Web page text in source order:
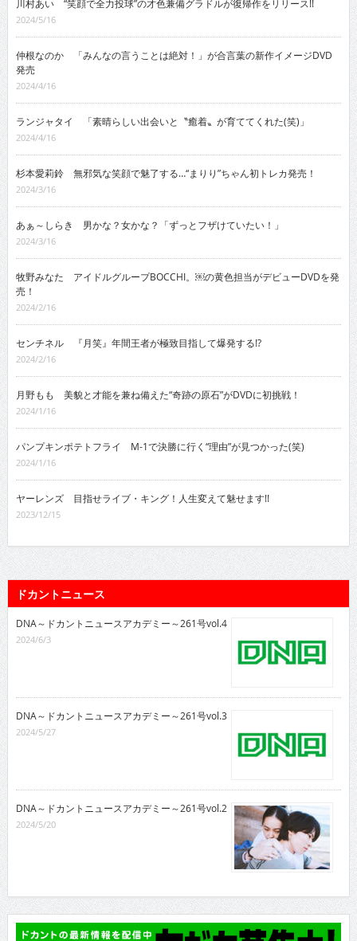
川村あい “笑顔で全力投球”の才色兼備グラドルが復帰作をリリース!!
2024/5/16
仲根なのか 「みんなの言うことは絶対！」が合言葉の新作イメージDVD
発売
2024/4/16
ランジャタイ 「素晴らしい出会いと〝癒着〟が育ててくれた(笑)」
2024/4/16
杉本愛莉鈴 無邪気な笑顔で魅了する…“まりり”ちゃん初トレカ発売！
2024/3/16
あぁ～しらき 男かな？女かな？「ずっとフザけていたい！」
2024/3/16
牧野みなた アイドルグループBOCCHI。￼の黄色担当がデビューDVDを発
売！
2024/2/16
センチネル 『月笑』年間王者が極致目指して爆発する!?
2024/2/16
月野もも 美貌と才能を兼ね備えた“奇跡の原石”がDVDに初挑戦！
2024/1/16
パンプキンポテトフライ M-1で決勝に行く“理由”が見つかった(笑)
2024/1/16
ヤーレンズ 目指せライブ・キング！人生変えて魅せます!!
2023/12/15
ドカントニュース
DNA～ドカントニュースアカデミー～261号vol.4
2024/6/3
DNA～ドカントニュースアカデミー～261号vol.3
2024/5/27
DNA～ドカントニュースアカデミー～261号vol.2
2024/5/20